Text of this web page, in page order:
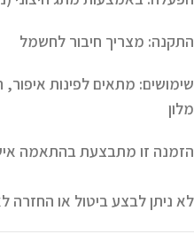
התקנה: מצריך חיבור לחשמל
שימושים: מתאים לפינות איפור,
מלון
הזמנה זו מתבצעת בהתאמה
לא ניתן לבצע ביטול או החזרה